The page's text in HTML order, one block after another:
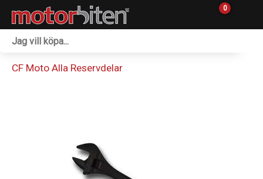
0
CF Moto Alla Reservdelar